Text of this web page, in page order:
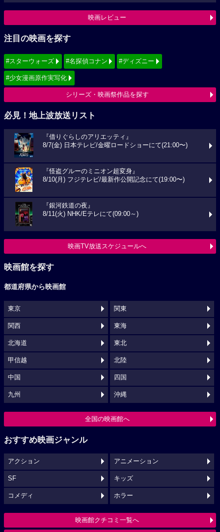
映画レビュー
注目の映画を探す
#スターウォーズ #名探偵コナン #ディズニー
#少女漫画原作実写化
シリーズ・映画祭作品を探す
必見！地上波放送リスト
『借りぐらしのアリエッティ』
8/7(金) 日本テレビ/金曜ロードショーにて(21:00〜)
『怪盗グルーのミニオン超変身』
8/10(月) フジテレビ/最新作公開記念にて(19:00〜)
『銀河鉄道の夜』
8/11(火) NHK/Eテレにて(09:00～)
映画TV放送スケジュールへ
映画館を探す
都道府県から映画館
東京 関東
関西 東海
北海道 東北
甲信越 北陸
中国 四国
九州 沖縄
全国の映画館へ
おすすめ映画ジャンル
アクション アニメーション
SF キッズ
コメディ ホラー
映画館クチコミ一覧へ